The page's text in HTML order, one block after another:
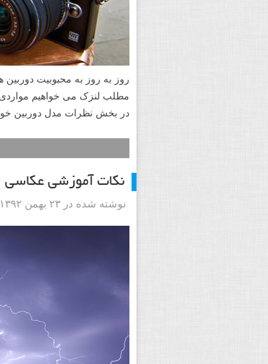
در بخش نظرات مدل دوربین خود
نکات آموزشی عکاسی
نوشته شده در ۲۳ بهمن ۱۳۹۲